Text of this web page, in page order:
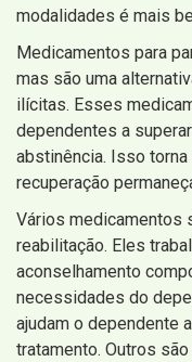
modalidades é mais
Medicamentos para
mas são uma
ilícitas. Esses
dependentes a
abstinência. Isso
recuperação
Vários medicamentos
reabilitação. Eles
aconselhamento
necessidades do
ajudam o dependente
tratamento. Outros